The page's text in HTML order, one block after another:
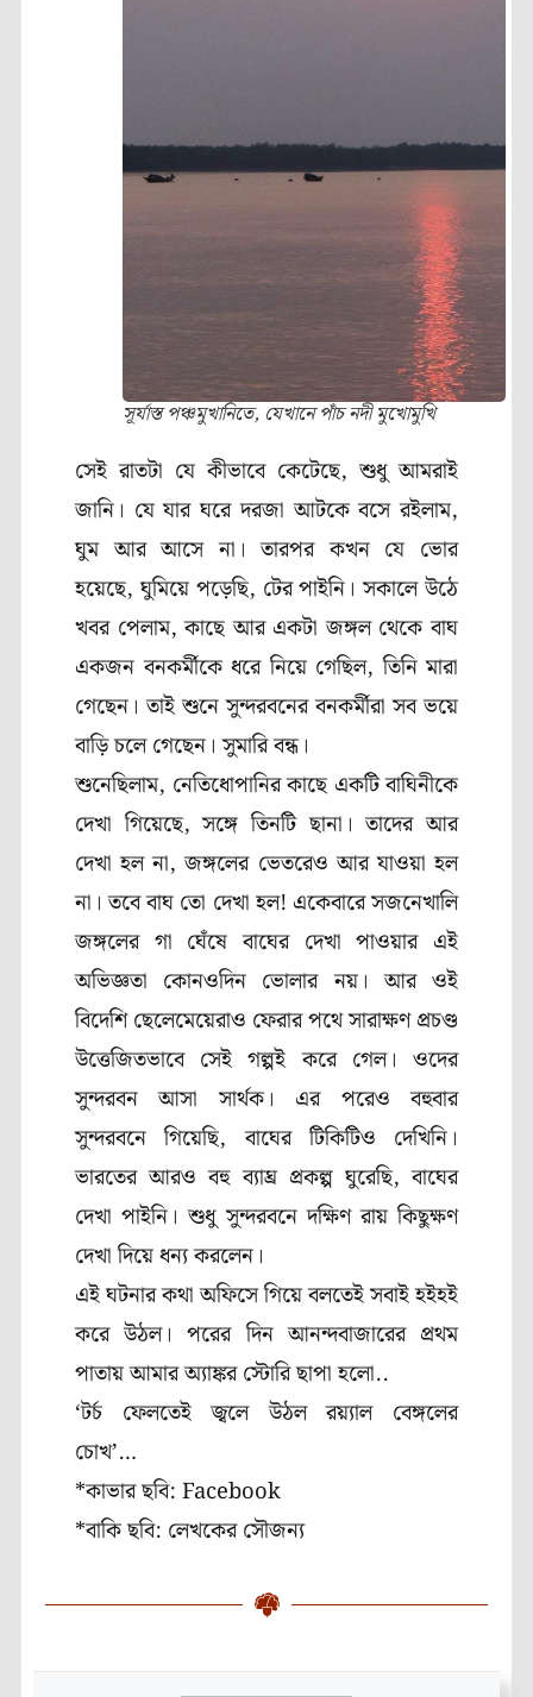
সূর্যাস্ত পঞ্চমুখানিতে, যেখানে পাঁচ নদী মুখোমুখি
সেই রাতটা যে কীভাবে কেটেছে,শুধু আমরাই
জানি। যে যার ঘরে দরজা আটকে বসে রইলাম,
ঘুম আর আসে না। তারপর কখন যে ভোর
হয়েছে,ঘুমিয়ে পড়েছি, টের পাইনি। সকালে উঠে
খবর পেলাম,কাছে আর একটা জঙ্গল থেকে বাঘ
একজন বনকর্মীকে ধরে নিয়ে গেছিল,তিনি মারা
গেছেন। তাই শুনে সুন্দরবনের বনকর্মীরা সব ভয়ে
বাড়ি চলে গেছেন। সুমারি বন্ধ।
শুনেছিলাম, নেতিধোপানির কাছে একটি বাঘিনীকে
দেখা গিয়েছে,সঙ্গে তিনটি ছানা। তাদের আর
দেখা হল না,জঙ্গলের ভেতরেও আর যাওয়া হল
না। তবে বাঘ তো দেখা হল! একেবারে সজনেখালি
জঙ্গলের গা ঘেঁষে বাঘের দেখা পাওয়ার এই
অভিজ্ঞতা কোনওদিন ভোলার নয়। আর ওই
বিদেশি ছেলেমেয়েরাও ফেরার পথে সারাক্ষণ প্রচণ্ড
উত্তেজিতভাবে সেই গল্পই করে গেল। ওদের
সুন্দরবন আসা সার্থক। এর পরেও বহুবার
সুন্দরবনে গিয়েছি,বাঘের টিকিটিও দেখিনি।
ভারতের আরও বহু ব্যাঘ্র প্রকল্প ঘুরেছি,বাঘের
দেখা পাইনি। শুধু সুন্দরবনে দক্ষিণ রায় কিছুক্ষণ
দেখা দিয়ে ধন্য করলেন।
এই ঘটনার কথা অফিসে গিয়ে বলতেই সবাই হইহই
করে উঠল। পরের দিন আনন্দবাজারের প্রথম
পাতায় আমার অ্যাঙ্কর স্টোরি ছাপা হলো..
‘টর্চ ফেলতেই জ্বলে উঠল রয়্যাল বেঙ্গলের
চোখ’…
*কাভার ছবি: Facebook
*বাকি ছবি: লেখকের সৌজন্য